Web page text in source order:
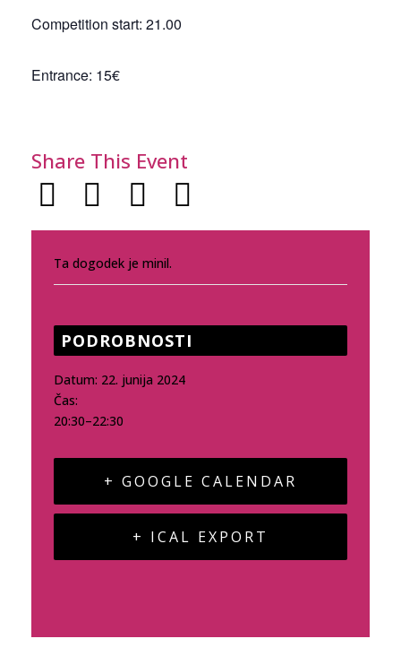
Competition start: 21.00
Entrance: 15€
Share This Event
Ta dogodek je minil.
PODROBNOSTI
Datum: 22. junija 2024
Čas:
20:30–22:30
+ GOOGLE CALENDAR
+ ICAL EXPORT